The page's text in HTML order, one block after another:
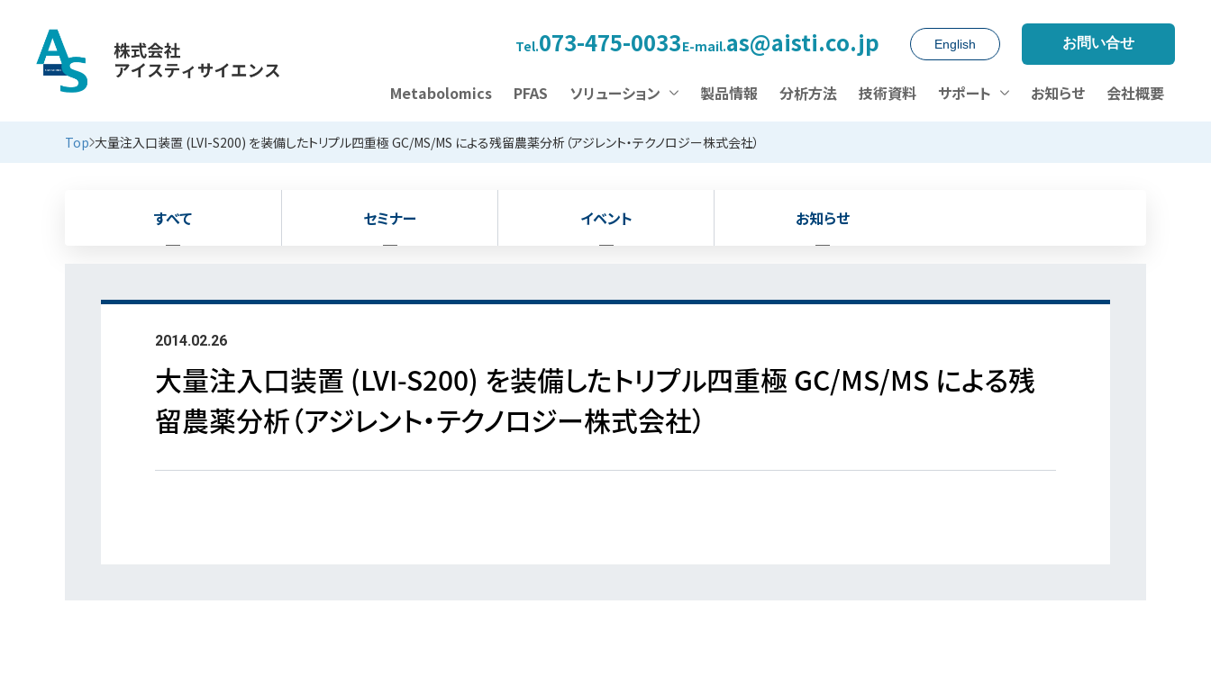
Tel.073-475-0033E-mail.as@aisti.co.jp English お問い合せ
Metabolomics PFAS ソリューション 製品情報 分析方法 技術資料 サポート お知らせ 会社概要
Top 大量注入口装置 (LVI-S200) を装備したトリプル四重極 GC/MS/MS による残留農薬分析（アジレント・テクノロジー株式会社）
新着情報
すべて セミナー イベント お知らせ
2014.02.26
大量注入口装置 (LVI-S200) を装備したトリプル四重極 GC/MS/MS による残
留農薬分析（アジレント・テクノロジー株式会社）